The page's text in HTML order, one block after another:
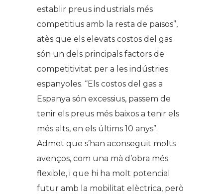
establir preus industrials més
competitius amb la resta de països”,
atès que els elevats costos del gas
són un dels principals factors de
competitivitat per a les indústries
espanyoles. “Els costos del gas a
Espanya són excessius, passem de
tenir els preus més baixos a tenir els
més alts, en els últims 10 anys”.
Admet que s’han aconseguit molts
avenços, com una mà d’obra més
flexible, i que hi ha molt potencial
futur amb la mobilitat elèctrica, però